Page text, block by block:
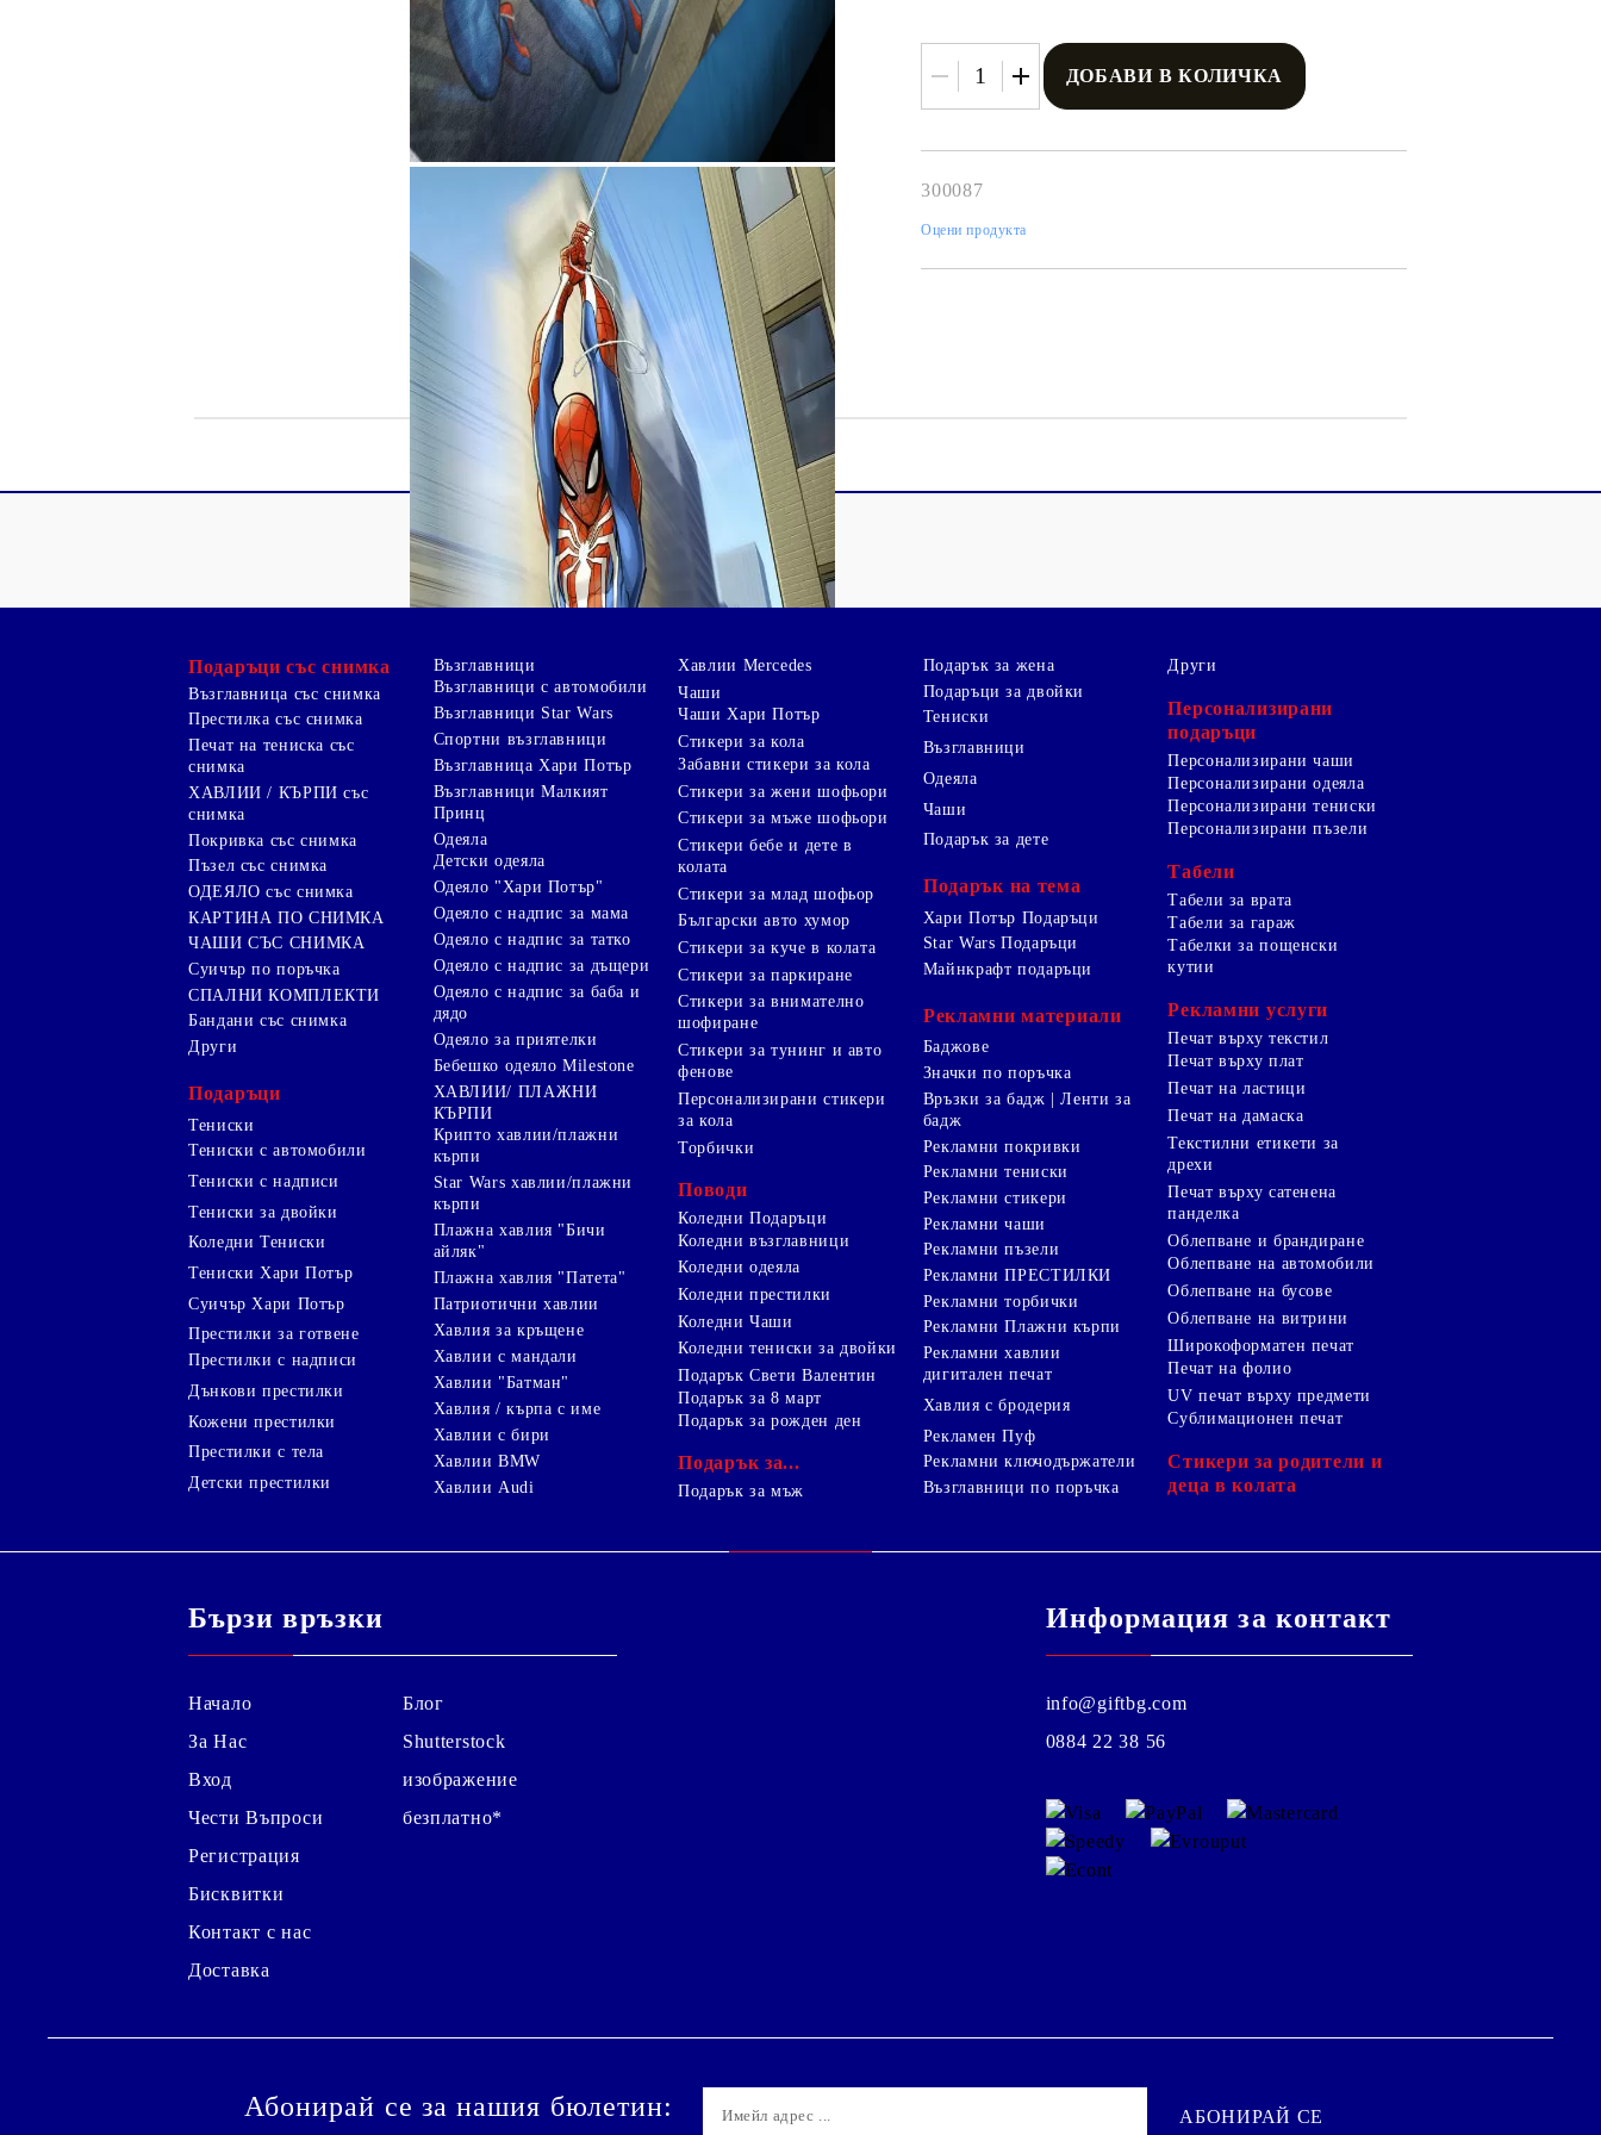
Сподели 300087
Оцени продукта
Подаръци със снимка
Възглавница със снимка
Престилка със снимка
Печат на тениска със
снимка
ХАВЛИИ / КЪРПИ със
снимка
Покривка със снимка
Пъзел със снимка
ОДЕЯЛО със снимка
КАРТИНА ПО СНИМКА
ЧАШИ СЪС СНИМКА
Суичър по поръчка
СПАЛНИ КОМПЛЕКТИ
Бандани със снимка
Други
Подаръци
Тениски
Тениски с автомобили
Тениски с надписи
Тениски за двойки
Коледни Тениски
Тениски Хари Потър
Суичър Хари Потър
Престилки за готвене
Престилки с надписи
Дънкови престилки
Кожени престилки
Престилки с тела
Детски престилки
Възглавници
Възглавници с автомобили
Възглавници Star Wars
Спортни възглавници
Възглавница Хари Потър
Възглавници Малкият
Принц
Одеяла
Детски одеяла
Одеяло "Хари Потър"
Одеяло с надпис за мама
Одеяло с надпис за татко
Одеяло с надпис за дъщери
Одеяло с надпис за баба и
дядо
Одеяло за приятелки
Бебешко одеяло Milestone
ХАВЛИИ/ ПЛАЖНИ
КЪРПИ
Крипто хавлии/плажни
кърпи
Star Wars хавлии/плажни
кърпи
Плажна хавлия "Бичи
айляк"
Плажна хавлия "Патета"
Патриотични хавлии
Хавлия за кръщене
Хавлии с мандали
Хавлии "Батман"
Хавлия / кърпа с име
Хавлии с бири
Хавлии BMW
Хавлии Audi
Хавлии Mercedes
Чаши
Чаши Хари Потър
Стикери за кола
Забавни стикери за кола
Стикери за жени шофьори
Стикери за мъже шофьори
Стикери бебе и дете в
колата
Стикери за млад шофьор
Български авто хумор
Стикери за куче в колата
Стикери за паркиране
Стикери за внимателно
шофиране
Стикери за тунинг и авто
фенове
Персонализирани стикери
за кола
Торбички
Поводи
Коледни Подаръци
Коледни възглавници
Коледни одеяла
Коледни престилки
Коледни Чаши
Коледни тениски за двойки
Подарък Свети Валентин
Подарък за 8 март
Подарък за рожден ден
Подарък за...
Подарък за мъж
Подарък за жена
Подаръци за двойки
Тениски
Възглавници
Одеяла
Чаши
Подарък за дете
Подарък на тема
Хари Потър Подаръци
Star Wars Подаръци
Майнкрафт подаръци
Рекламни материали
Баджове
Значки по поръчка
Връзки за бадж | Ленти за
бадж
Рекламни покривки
Рекламни тениски
Рекламни стикери
Рекламни чаши
Рекламни пъзели
Рекламни ПРЕСТИЛКИ
Рекламни торбички
Рекламни Плажни кърпи
Рекламни хавлии
дигитален печат
Хавлия с бродерия
Рекламен Пуф
Рекламни ключодържатели
Възглавници по поръчка
Други
Персонализирани
подаръци
Персонализирани чаши
Персонализирани одеяла
Персонализирани тениски
Персонализирани пъзели
Табели
Табели за врата
Табели за гараж
Табелки за пощенски
кутии
Рекламни услуги
Печат върху текстил
Печат върху плат
Печат на ластици
Печат на дамаска
Текстилни етикети за
дрехи
Печат върху сатенена
панделка
Облепване и брандиране
Облепване на автомобили
Облепване на бусове
Облепване на витрини
Широкоформатен печат
Печат на фолио
UV печат върху предмети
Сублимационен печат
Стикери за родители и
деца в колата
Бързи връзки
Начало
За Нас
Вход
Чести Въпроси
Регистрация
Бисквитки
Контакт с нас
Доставка
Блог
Shutterstock
изображение
безплатно*
Информация за контакт
info@giftbg.com
0884 22 38 56
Абонирай се за нашия бюлетин: